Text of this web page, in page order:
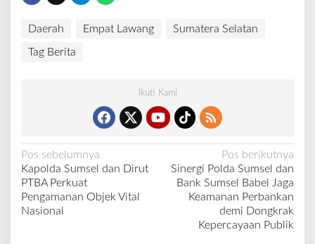
Daerah Empat Lawang Sumatera Selatan
Tag Berita
Ikuti Kami
N
a
v
i
Pos sebelumnya
Kapolda Sumsel dan Dirut
PTBA Perkuat
Pengamanan Objek Vital
Nasional
Pos berikutnya
Sinergi Polda Sumsel dan
Bank Sumsel Babel Jaga
Keamanan Perbankan
demi Dongkrak
Kepercayaan Publik